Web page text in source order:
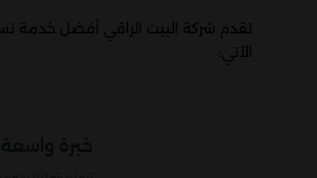
تقدم شركة البيت الراقي أفضل خدمة
الآتي: